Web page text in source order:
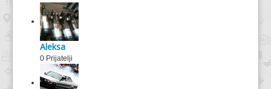
Aleksa
0 Prijatelji